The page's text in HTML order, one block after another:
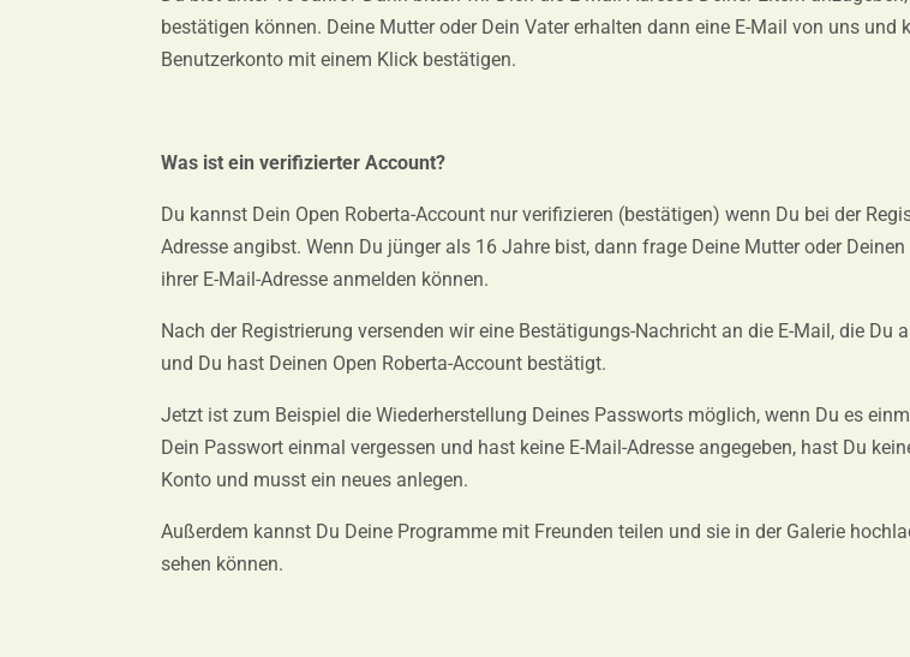
bestätigen können. Deine Mutter oder Dein Vater erhalten dann eine E-Mail von uns und
Benutzerkonto mit einem Klick bestätigen.
Was ist ein verifizierter Account?
Du kannst Dein Open Roberta-Account nur verifizieren (bestätigen) wenn Du bei der
Adresse angibst. Wenn Du jünger als 16 Jahre bist, dann frage Deine Mutter oder
ihrer E-Mail-Adresse anmelden können.
Nach der Registrierung versenden wir eine Bestätigungs-Nachricht an die E-Mail, die Du
und Du hast Deinen Open Roberta-Account bestätigt.
Jetzt ist zum Beispiel die Wiederherstellung Deines Passworts möglich, wenn Du es
Dein Passwort einmal vergessen und hast keine E-Mail-Adresse angegeben, hast Du
Konto und musst ein neues anlegen.
Außerdem kannst Du Deine Programme mit Freunden teilen und sie in der Galerie
sehen können.